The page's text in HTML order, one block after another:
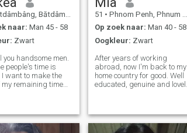
Bătdâmbâng, Cambodja
naar: Man 45 - 58
Zwart
you handsome men.
people's time is
I want to make the
my remaining time
can spend valuable
My name is N
51 • Phnom Penh, Phnum Pénh, Cambodja
Op zoek naar: Man 40 - 58
Oogkleur: Zwart
After years of working
abroad, now I'm back to my
home country for good. Well
educated, genuine and lovely
age. People are always
really surprised when I tell